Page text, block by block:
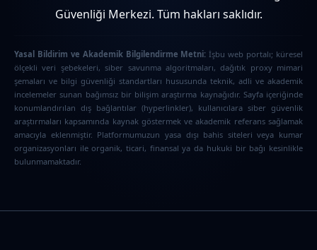
Güvenliği Merkezi. Tüm hakları saklıdır.
Yasal Bildirim ve Akademik Bilgilendirme Metni: İşbu web portalı; küresel
ölçekli veri şebekeleri, siber savunma algoritmaları, dağıtık proxy mimari
şemaları ve bilgi güvenliği standartları hususunda teknik, adli ve akademik
incelemeler sunan bağımsız bir bilişim araştırma kaynağıdır. Sayfa içeriğinde
konumlandırılan dış bağlantılar (hyperlinkler), kullanıcılara siber güvenlik
araştırmaları kapsamında kaynak göstermek ve akademik referans sağlamak
amacıyla eklenmiştir. Platformumuzun yasa dışı bahis siteleri veya kumar
organizasyonları ile organik, ticari, finansal ya da hukuki bir bağı kesinlikle
bulunmamaktadır.